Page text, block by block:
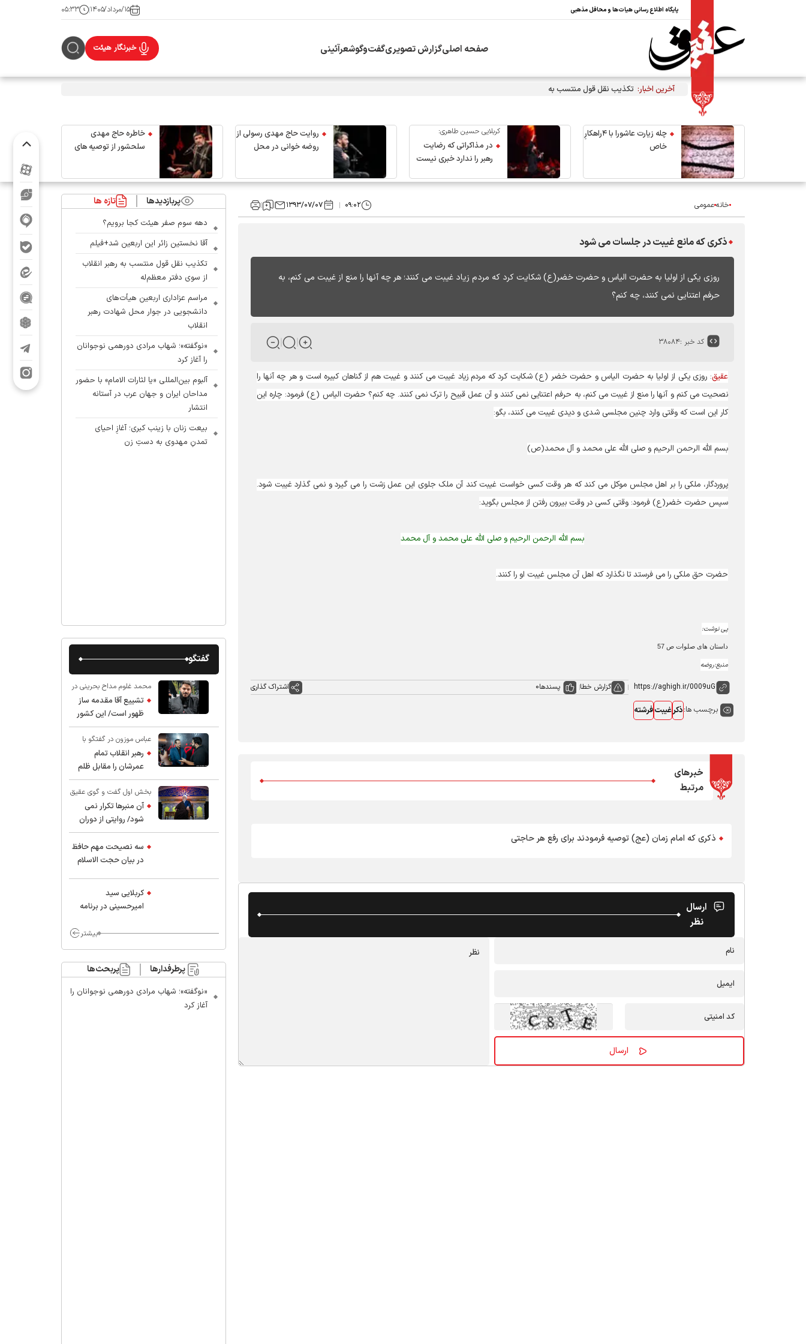
پایگاه اطلاع رسانی هیات‌ها و محافل مذهبی ۱۵/مرداد/۱۴۰۵ ۰۵:۳۳
صفحه اصلیگزارش تصویریگفت‌وگوشعرآئینی خبرنگار هیئت
آخرین اخبار: تکذیب نقل قول منتسب به رهبر انقلاب از سوی دفتر معظم‌له
چله زیارت عاشورا با ۴راهکارِ
خاص
کربلایی حسین طاهری:
در مذاکراتی که رضایت
رهبر را ندارد خبری نیست
روایت حاج مهدی رسولی از
روضه خوانی در محل
خاطره حاج مهدی
سلحشور از توصیه های
خانهعمومی ۰۹:۰۲ ۱۳۹۳/۰۷/۰۷
ذکری که مانع غیبت در جلسات می شود
روزی یکی از اولیا به حضرت الیاس و حضرت خضر(ع) شکایت کرد که مردم زیاد غیبت می کنند؛ هر چه آنها را منع از غیبت می کنم، به
حرفم اعتنایی نمی کنند، چه کنم؟
کد خبر :۳۸۰۸۴
عقیق: روزی یکی از اولیا به حضرت الیاس و حضرت خضر (ع) شکایت کرد که مردم زیاد غیبت می کنند و غیبت هم از گناهان کبیره است و هر چه آنها را
نصحیت می کنم و آنها را منع از غیبت می کنم، به حرفم اعتنایی نمی کنند و آن عمل قبیح را ترک نمی کنند. چه کنم؟ حضرت الیاس (ع) فرمود: چاره این
کار این است که وقتی وارد چنین مجلسی شدی و دیدی غیبت می کنند، بگو:
بسم الله الرحمن الرحیم و صلی الله علی محمد و آل محمد(ص)
پروردگار، ملکی را بر اهل مجلس موکل می کند که هر وقت کسی خواست غیبت کند آن ملک جلوی این عمل زشت را می گیرد و نمی گذارد غیبت شود.
سپس حضرت خضر(ع) فرمود: وقتی کسی در وقت بیرون رفتن از مجلس بگوید:
بسم الله الرحمن الرحیم و صلی الله علی محمد و آل محمد
حضرت حق ملکی را می فرستد تا نگذارد که اهل آن مجلس غیبت او را کنند.
پی نوشت:
داستان های صلوات ص 57
منبع:روضه
گزارش خطا پسندها0 اشتراک گذاری
برچسب ها:ذکرغیبتفرشته
خبرهای
مرتبط
ذکری که امام زمان (عج) توصیه فرمودند برای رفع هر حاجتی
ارسال
نظر
پربازدیدها تازه ها
دهه سوم صفر هیئت کجا برویم؟
آقا نخستین زائر این اربعین شد+فیلم
تکذیب نقل قول منتسب به رهبر انقلاب
از سوی دفتر معظم‌له
مراسم عزاداری اربعین هیأت‌های
دانشجویی در جوار محل شهادت رهبر
انقلاب
«نوگفته»؛ شهاب مرادی دورهمی نوجوانان
را آغاز کرد
آلبوم بین‌المللی «یا لثارات الامام» با حضور
مداحان ایران و جهان عرب در آستانه
انتشار
بیعت زنان با زینب کبری؛ آغازِ احیای
تمدنِ مهدوی به دستِ زن
گفتگو
محمد غلوم مداح بحرینی در
گفت و گو با عقیق:
تشییع آقا مقدمه ساز
ظهور است/ این کشور
صاحب دارد
عباس موزون در گفتگو با
عقیق:رهبر انقلاب تمام
عمرشان را مقابل ظلم
ایستادند پس نباید از
شهادت ایشان شگفت
زده شد
بخش اول گفت و گوی عقیق
با استاد حسین انصاریان:
آن منبرها تکرار نمی
شود/ روایتی از دوران
کودکی و نوجوانی این
واعظ بزرگ و نویسنده و
پژوهشگر جهان اسلام
سه نصیحت مهم حافظ
در بیان حجت الاسلام
کربلایی سید
امیر‌حسینی در برنامه
محسن چاوشی چه
مراقب ماست/ مردم
دهن تفرقه افکنان بزنند
بیشتر
پرطرفدارها پربحث‌ها
«نوگفته»؛ شهاب مرادی دورهمی نوجوانان را
آغاز کرد